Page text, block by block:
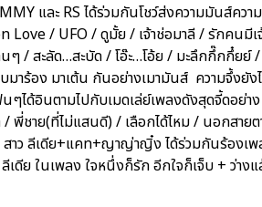
และ RS ได้ร่วมกันโชว์ส่งความมันส์ค
Love / UFO / ดูมั้ย / เจ้าช่อมาลี / รักคนมี
/ สะลัด…สะบัด / โอ๊ะ…โอ้ย / มะลึกกึ๊กกึ๋ยย์
าร้อง มาเต้น กันอย่างเมามันส์ ความจึ้งยั
นๆได้อินตามไปกับเมดเล่ย์เพลงดังสุดจี้ดอ
/ พี่ชาย(ที่ไม่แสนดี) / เลือกได้ไหม / นอกสาย
สาว ลีเดีย+แคท+ญาญ่าญิ๋ง ได้ร่วมกันร้องเ
ดีย ในเพลง ใจหนึ่งก็รัก อีกใจก็เจ็บ + ว่าง